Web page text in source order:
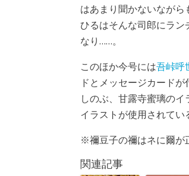
はあまり聞かないながら
ひるはそんな司郎にラ
なり……。
このほか今号には吾峠呼
ドとメッセージカード
しのぶ、甘露寺蜜璃の
イラストが使用されてい
※禰豆子の禰はネに爾が
関連記事